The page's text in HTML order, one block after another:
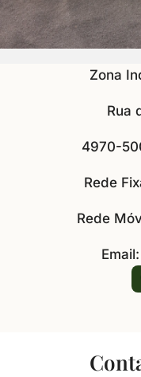
Zona
Rua
4970-
Rede
Rede